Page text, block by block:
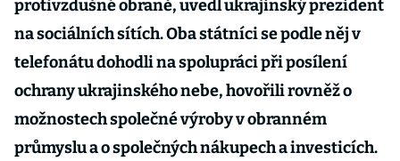
protivzdušné obraně, uvedl ukrajinský prezident
na sociálních sítích. Oba státníci se podle něj v
telefonátu dohodli na spolupráci při posílení
ochrany ukrajinského nebe, hovořili rovněž o
možnostech společné výroby v obranném
průmyslu a o společných nákupech a investicích.